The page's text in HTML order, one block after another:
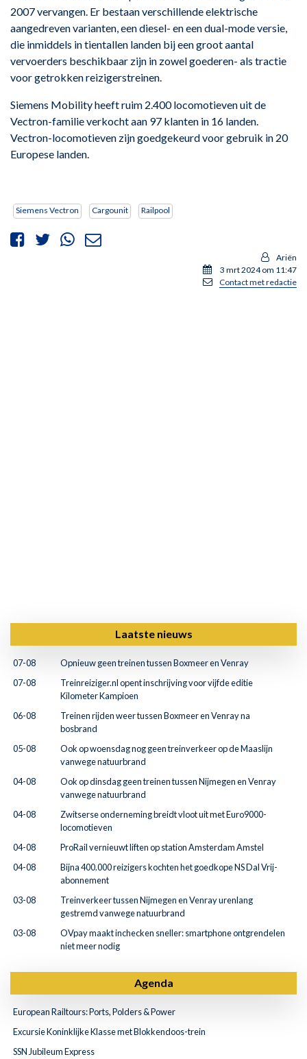
2007 vervangen. Er bestaan verschillende elektrische
aangedreven varianten, een diesel- en een dual-mode versie,
die inmiddels in tientallen landen bij een groot aantal
vervoerders beschikbaar zijn in zowel goederen- als tractie
voor getrokken reizigerstreinen.
Siemens Mobility heeft ruim 2.400 locomotieven uit de
Vectron-familie verkocht aan 97 klanten in 16 landen.
Vectron-locomotieven zijn goedgekeurd voor gebruik in 20
Europese landen.
Siemens Vectron Cargounit Railpool
Ariën
3 mrt 2024 om 11:47
Contact met redactie
Laatste nieuws
07-08
Opnieuw geen treinen tussen Boxmeer en Venray
07-08
Treinreiziger.nl opent inschrijving voor vijfde editie
Kilometer Kampioen
06-08
Treinen rijden weer tussen Boxmeer en Venray na
bosbrand
05-08
Ook op woensdag nog geen treinverkeer op de Maaslijn
vanwege natuurbrand
04-08
Ook op dinsdag geen treinen tussen Nijmegen en Venray
vanwege natuurbrand
04-08
Zwitserse onderneming breidt vloot uit met Euro9000-
locomotieven
04-08
ProRail vernieuwt liften op station Amsterdam Amstel
04-08
Bijna 400.000 reizigers kochten het goedkope NS Dal Vrij-
abonnement
03-08
Treinverkeer tussen Nijmegen en Venray urenlang
gestremd vanwege natuurbrand
03-08
OVpay maakt inchecken sneller: smartphone ontgrendelen
niet meer nodig
Agenda
European Railtours: Ports, Polders & Power
Excursie Koninklijke Klasse met Blokkendoos-trein
SSN Jubileum Express